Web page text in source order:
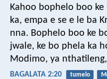
Kahoo bophelo boo
ka, empa e se e le ba
nna. Bophelo boo ke
jwale, ke bo phela ka
Modimo, ya
BAGALATA 2:20 tumelo